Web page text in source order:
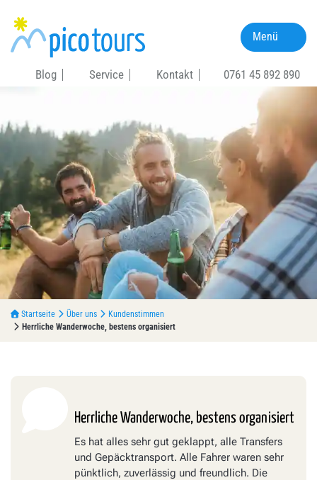
Blog Service Kontakt 0761 45 892 890
Menü
Startseite Über uns
Kundenstimmen
Herrliche Wanderwoche, bestens organisiert
Herrliche Wanderwoche, bestens organisiert
Es hat alles sehr gut geklappt, alle Transfers
und Gepäcktransport. Alle Fahrer waren sehr
pünktlich, zuverlässig und freundlich. Die